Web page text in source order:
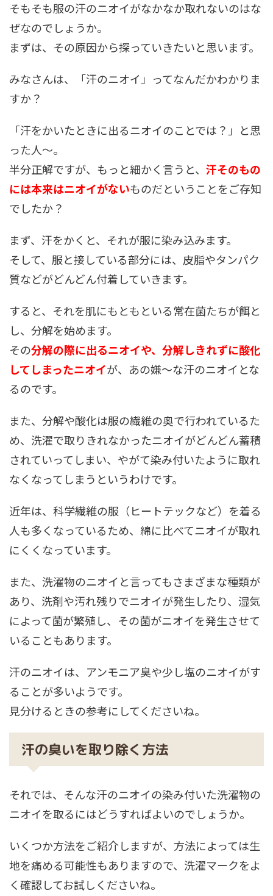
そもそも服の汗のニオイがなかなか取れないのはな
ぜなのでしょうか。
まずは、その原因から探っていきたいと思います。
みなさんは、「汗のニオイ」ってなんだかわかりま
すか？
「汗をかいたときに出るニオイのことでは？」と思
った人～。
半分正解ですが、もっと細かく言うと、 汗そのもの
には本来はニオイがないものだということをご存知
でしたか？
まず、汗をかくと、それが服に染み込みます。
そして、服と接している部分には、皮脂やタンパク
質などがどんどん付着していきます。
すると、それを肌にもともといる常在菌たちが餌と
し、分解を始めます。
その分解の際に出るニオイや、分解しきれずに酸化
してしまったニオイが、あの嫌～な汗のニオイとな
るのです。
また、分解や酸化は服の繊維の奥で行われているた
め、洗濯で取りきれなかったニオイがどんどん蓄積
されていってしまい、やがて染み付いたように取れ
なくなってしまうというわけです。
近年は、科学繊維の服（ヒートテックなど）を着る
人も多くなっているため、綿に比べてニオイが取れ
にくくなっています。
また、洗濯物のニオイと言ってもさまざまな種類が
あり、洗剤や汚れ残りでニオイが発生したり、湿気
によって菌が繁殖し、その菌がニオイを発生させて
いることもあります。
汗のニオイは、アンモニア臭や少し塩のニオイがす
る ことが多いようです。
見分けるときの参考にしてくださいね。
汗の臭いを取り除く方法
それでは、そんな汗のニオイの染み付いた洗濯物の
ニオイを取るにはどうすればよいのでしょうか。
いくつか方法をご紹介しますが、方法によっては生
地を痛める可能性もありますので、洗濯マークをよ
く確認してお試しくださいね。